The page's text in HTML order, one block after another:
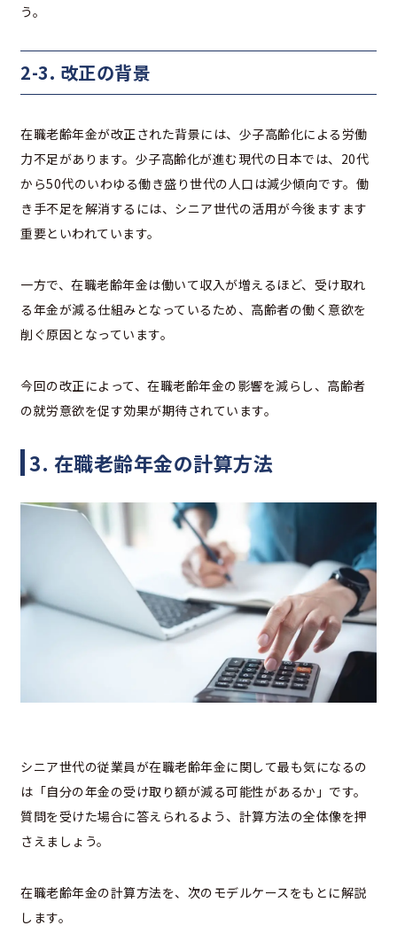
う。
2-3. 改正の背景
在職老齢年金が改正された背景には、少子高齢化による労働
力不足があります。少子高齢化が進む現代の日本では、20代
から50代のいわゆる働き盛り世代の人口は減少傾向です。働
き手不足を解消するには、シニア世代の活用が今後ますます
重要といわれています。
一方で、在職老齢年金は働いて収入が増えるほど、受け取れ
る年金が減る仕組みとなっているため、高齢者の働く意欲を
削ぐ原因となっています。
今回の改正によって、在職老齢年金の影響を減らし、高齢者
の就労意欲を促す効果が期待されています。
3. 在職老齢年金の計算方法
シニア世代の従業員が在職老齢年金に関して最も気になるの
は「自分の年金の受け取り額が減る可能性があるか」です。
質問を受けた場合に答えられるよう、計算方法の全体像を押
さえましょう。
在職老齢年金の計算方法を、次のモデルケースをもとに解説
します。